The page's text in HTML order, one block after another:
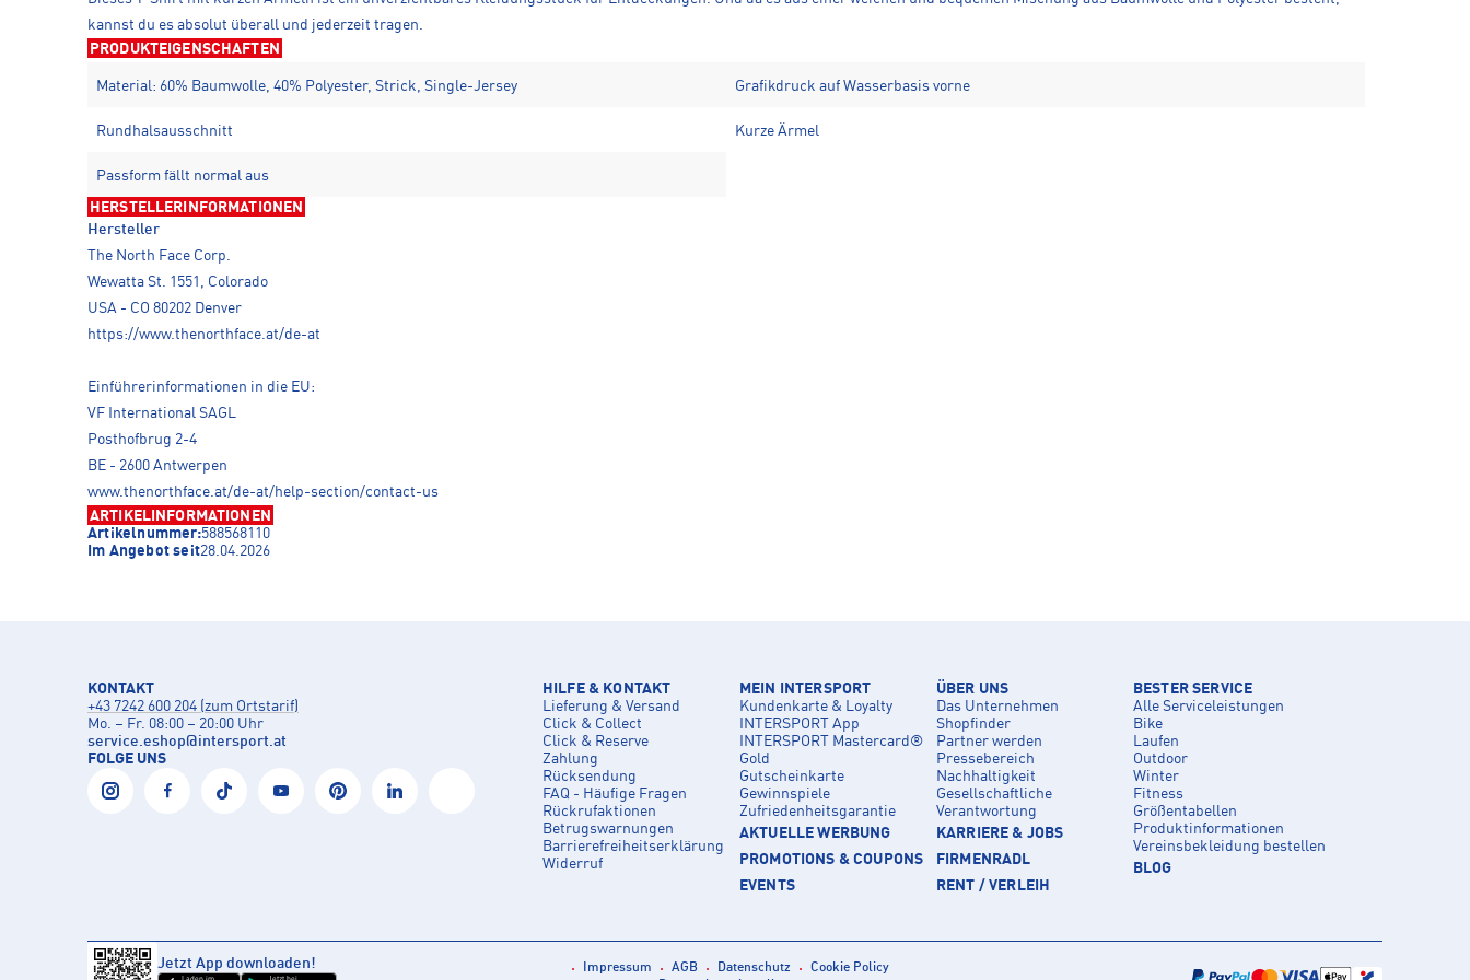
kannst du es absolut überall und jederzeit tragen.
PRODUKTEIGENSCHAFTEN
Material: 60% Baumwolle, 40% Polyester, Strick, Single-Jersey Grafikdruck auf Wasserbasis vorne
Rundhalsausschnitt Kurze Ärmel
Passform fällt normal aus
HERSTELLERINFORMATIONEN
Hersteller
The North Face Corp.
Wewatta St. 1551, Colorado
USA - CO 80202 Denver
https://www.thenorthface.at/de-at
Einführerinformationen in die EU:
VF International SAGL
Posthofbrug 2-4
BE - 2600 Antwerpen
www.thenorthface.at/de-at/help-section/contact-us
ARTIKELINFORMATIONEN
Artikelnummer:588568110
Im Angebot seit28.04.2026
KONTAKT
+43 7242 600 204 (zum Ortstarif)
Mo. – Fr. 08:00 – 20:00 Uhr
service.eshop@intersport.at
FOLGE UNS
HILFE & KONTAKT
Lieferung & Versand
Click & Collect
Click & Reserve
Zahlung
Rücksendung
FAQ - Häufige Fragen
Rückrufaktionen
Betrugswarnungen
Barrierefreiheitserklärung
Widerruf
MEIN INTERSPORT
Kundenkarte & Loyalty
INTERSPORT App
INTERSPORT Mastercard®
Gold
Gutscheinkarte
Gewinnspiele
Zufriedenheitsgarantie
AKTUELLE WERBUNG
PROMOTIONS & COUPONS
EVENTS
ÜBER UNS
Das Unternehmen
Shopfinder
Partner werden
Pressebereich
Nachhaltigkeit
Gesellschaftliche
Verantwortung
KARRIERE & JOBS
FIRMENRADL
RENT / VERLEIH
BESTER SERVICE
Alle Serviceleistungen
Bike
Laufen
Outdoor
Winter
Fitness
Größentabellen
Produktinformationen
Vereinsbekleidung bestellen
BLOG
Jetzt App downloaden! Impressum AGB Datenschutz
Cookie Policy